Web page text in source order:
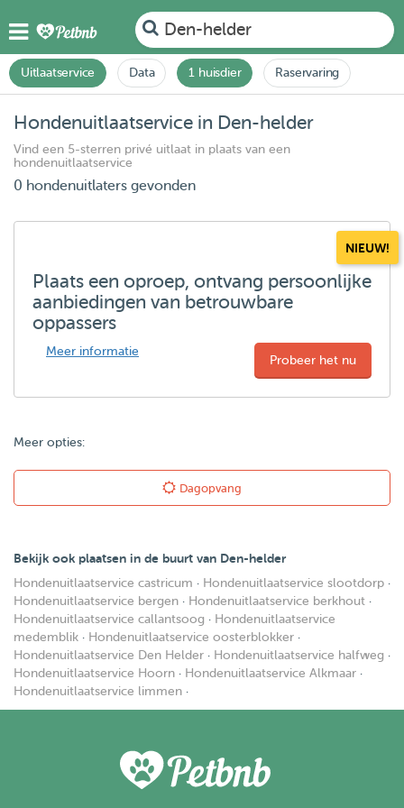
Den-helder
Uitlaatservice Data 1 huisdier Raservaring
Hondenuitlaatservice in Den-helder
Vind een 5-sterren privé uitlaat in plaats van een
hondenuitlaatservice
0 hondenuitlaters gevonden
NIEUW!
Plaats een oproep, ontvang persoonlijke
aanbiedingen van betrouwbare
oppassers
Meer informatie
Probeer het nu
Meer opties:
Dagopvang
Bekijk ook plaatsen in de buurt van Den-helder
Hondenuitlaatservice castricum · Hondenuitlaatservice slootdorp ·
Hondenuitlaatservice bergen · Hondenuitlaatservice berkhout ·
Hondenuitlaatservice callantsoog · Hondenuitlaatservice
medemblik · Hondenuitlaatservice oosterblokker ·
Hondenuitlaatservice Den Helder · Hondenuitlaatservice halfweg ·
Hondenuitlaatservice Hoorn · Hondenuitlaatservice Alkmaar ·
Hondenuitlaatservice limmen ·